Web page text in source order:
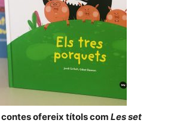
contes ofereix títols com Les set